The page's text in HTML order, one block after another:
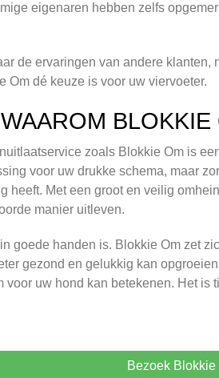
eigenaren hebben zelfs
de ervaringen van andere
Om dé keuze is voor uw viervoeter.
BLOKKIE
zoals Blokkie Om is
voor uw drukke schema, maar
heeft. Met een groot en veilig
manier uitleven.
goede handen is. Blokkie Om zet
gezond en gelukkig kan
voor uw hond kan betekenen. Het is
Bezoek Blokkie